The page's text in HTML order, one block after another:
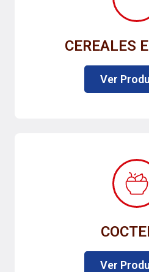
CEREALES
Ver
Ver